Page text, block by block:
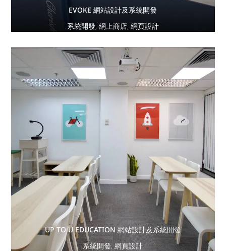
EVOKE 網站設計及系統開發
系統開發, 網上商店, 網頁設計
UP TO U EDUCATION 網站設計及系統開發
系統開發,網頁設計